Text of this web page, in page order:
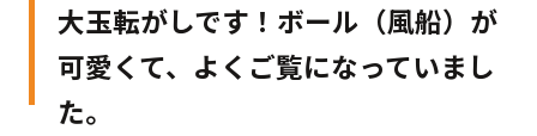
大玉転がしです！ボール（風船）が
可愛くて、よくご覧になっていまし
た。